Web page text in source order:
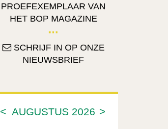
PROEFEXEMPLAAR VAN
HET BOP MAGAZINE
SCHRIJF IN OP ONZE
NIEUWSBRIEF
< >
AUGUSTUS 2026